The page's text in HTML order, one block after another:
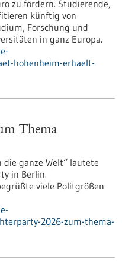
zu fördern. Studierende,
künftig von
Forschung und
in ganz Europa.
hohenheim-erhaelt-
Thema
die ganze Welt“ lautete
in Berlin.
viele Politgrößen
2026-zum-thema-